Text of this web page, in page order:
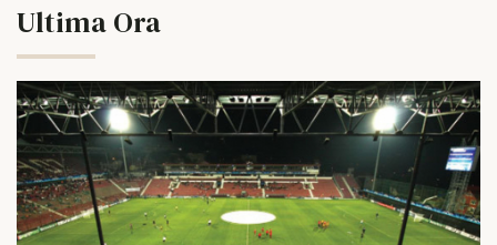
Ultima Ora